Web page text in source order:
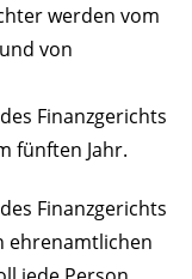
werden vom
von
Finanzgerichts
fünften Jahr.
Finanzgerichts
ehrenamtlichen